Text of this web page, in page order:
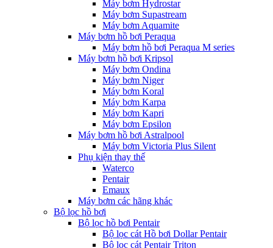
Máy bơm Hydrostar
Máy bơm Supastream
Máy bơm Aquamite
Máy bơm hồ bơi Peraqua
Máy bơm hồ bơi Peraqua M series
Máy bơm hồ bơi Kripsol
Máy bơm Ondina
Máy bơm Niger
Máy bơm Koral
Máy bơm Karpa
Máy bơm Kapri
Máy bơm Epsilon
Máy bơm hồ bơi Astralpool
Máy bơm Victoria Plus Silent
Phụ kiện thay thế
Waterco
Pentair
Emaux
Máy bơm các hãng khác
Bộ lọc hồ bơi
Bộ lọc hồ bơi Pentair
Bộ lọc cát Hồ bơi Dollar Pentair
Bộ lọc cát Pentair Triton